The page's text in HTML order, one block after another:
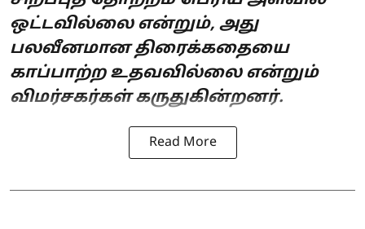
ஒட்டவில்லை என்றும், அது
பலவீனமான திரைக்கதையை
காப்பாற்ற உதவவில்லை என்றும்
விமர்சகர்கள் கருதுகின்றனர்.
Read More